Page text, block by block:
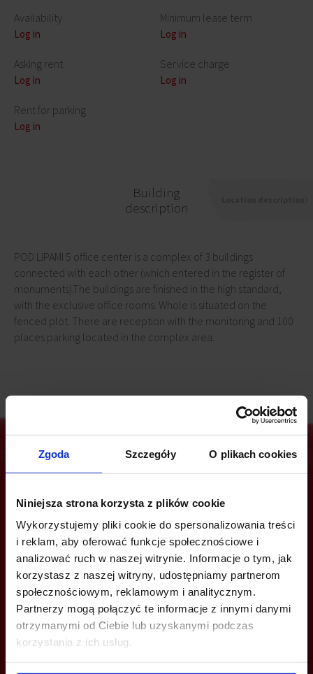
Zgoda Szczegóły O plikach cookies
Niniejsza strona korzysta z plików cookie
Wykorzystujemy pliki cookie do spersonalizowania treści
i reklam, aby oferować funkcje społecznościowe i
analizować ruch w naszej witrynie. Informacje o tym, jak
korzystasz z naszej witryny, udostępniamy partnerom
społecznościowym, reklamowym i analitycznym.
Partnerzy mogą połączyć te informacje z innymi danymi
otrzymanymi od Ciebie lub uzyskanymi podczas
korzystania z ich usług.
Availability
Log in
Asking rent
Log in
Rent for parking
Log in
Minimum lease term
Log in
Service charge
Log in
Building
description
POD LIPAMI 5 office center is a complex of 3 buildings
connected with each other (which entered in the register of
monuments).The buildings are finished in the high standard,
with the exclusive office rooms. Whole is situated on the
fenced plot. There are reception with the monitoring and 100
places parking located in the complex area.
CALL US AND FIND OUT MORE
+48 12 294 94 33
katowice@officefinder.pl